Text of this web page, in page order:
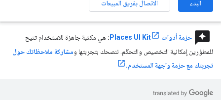
البدء الاتصال بفريق المبيعات
reviews حزمة أدوات Places UI Kit : هي مكتبة جاهزة للاستخدام تتيح
للمطوّرين إمكانية التخصيص والتحكّم. ننصحك بتجربتها ومشاركة ملاحظاتك حول
تجربتك مع حزمة واجهة المستخدم.